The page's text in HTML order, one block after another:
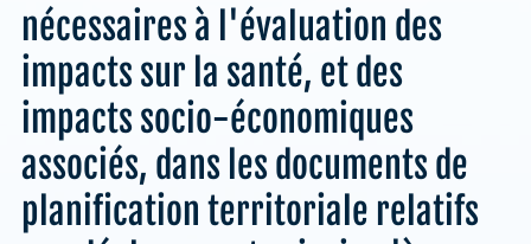
nécessaires à l'évaluation des
impacts sur la santé, et des
impacts socio-économiques
associés, dans les documents de
planification territoriale relatifs